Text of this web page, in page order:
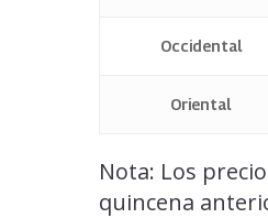
Occidental
Oriental
Nota: Los
quincena